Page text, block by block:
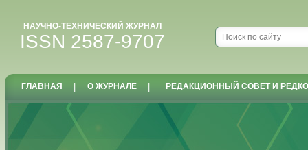
НАУЧНО-ТЕХНИЧЕСКИЙ ЖУРНАЛ
ISSN 2587-9707
ГЛАВНАЯ О ЖУРНАЛЕ РЕДАКЦИОННЫЙ СОВЕТ И